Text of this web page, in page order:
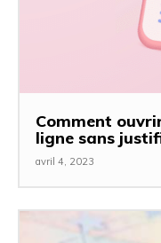
Comment
ligne sans
avril 4, 2023